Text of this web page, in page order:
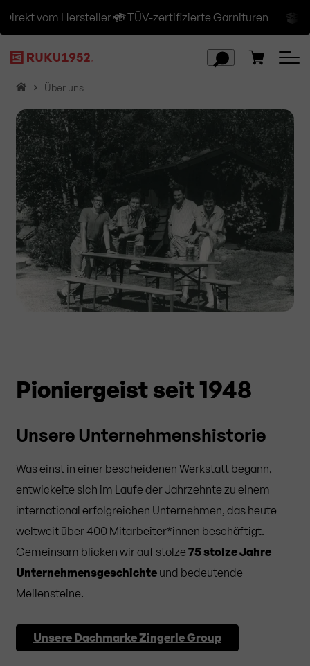
vom Hersteller TÜV-zertifizierte Garnituren
m
e
Über uns
Pioniergeist seit 1948
Unsere Unternehmenshistorie
Was einst in einer bescheidenen Werkstatt begann,
entwickelte sich im Laufe der Jahrzehnte zu einem
international erfolgreichen Unternehmen, das heute
weltweit über 400 Mitarbeiter*innen beschäftigt.
Gemeinsam blicken wir auf stolze 75 stolze Jahre
Unternehmensgeschichte und bedeutende
Meilensteine.
Unsere Dachmarke Zingerle Group